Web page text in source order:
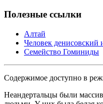
Полезные ссылки
Алтай
Человек денисовский
Семейство Гоминиды
Содержимое доступно в
Неандертальцы были